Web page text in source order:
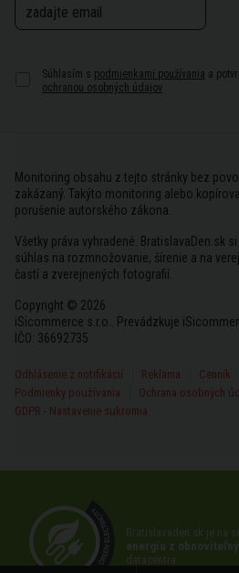
Súhlasím s podmienkami používania a
ochranou osobných údajov
Monitoring obsahu z tejto stránky bez
zakázaný. Takýto monitoring alebo
porušenie autorského zákona.
Všetky práva vyhradené. BratislavaDen.sk
súhlas na rozmnožovanie, šírenie a na
častí a zverejnených fotografií.
Copyright © 2026
iSicommerce s.r.o.. Prevádzkuje
IČO: 36692735
Odhlásenie z notifikácií Reklama Cenník
Podmienky používania
Ochrana osobných
GDPR - Nastavenie sukromia
Bratislavaden.sk je na
energiu z
datacentra.